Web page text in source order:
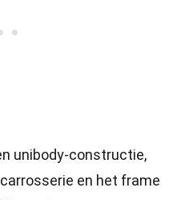
unibody-constructie,
en het frame